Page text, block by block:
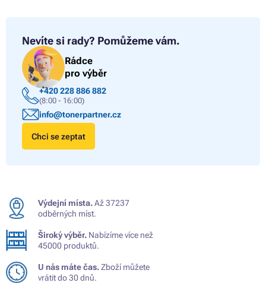
Nevíte si rady? Pomůžeme vám.
Rádce
pro výběr
+420 228 886 882
(8:00 - 16:00)
info@tonerpartner.cz
Chci se zeptat
Výdejní místa.Až 37237
odběrných míst.
Široký výběr. Nabízíme více než
45000 produktů.
U nás máte čas.Zboží můžete
vrátit do 30 dnů.